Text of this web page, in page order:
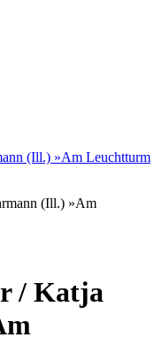
(Ill.) »Am Leuchtturm
/ Katja